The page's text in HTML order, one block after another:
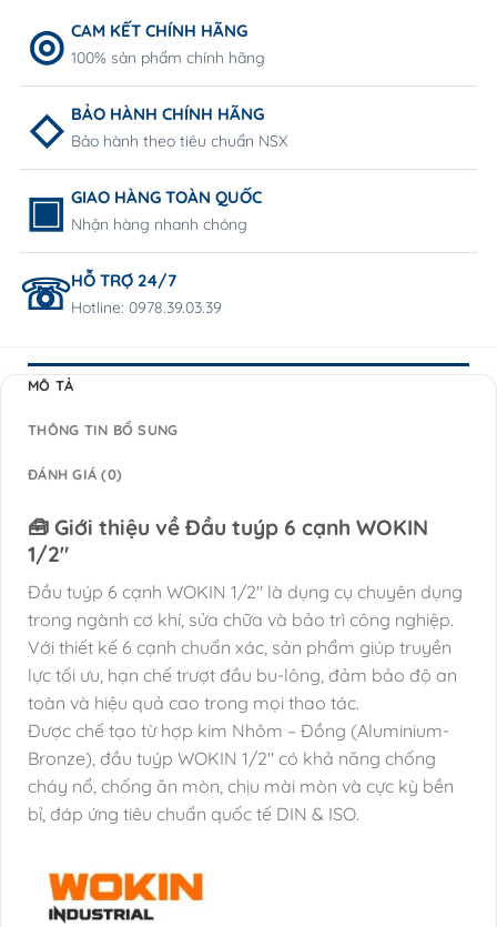
CAM KẾT CHÍNH HÃNG
100% sản phẩm chính hãng
BẢO HÀNH CHÍNH HÃNG
Bảo hành theo tiêu chuẩn NSX
GIAO HÀNG TOÀN QUỐC
Nhận hàng nhanh chóng
HỖ TRỢ 24/7
Hotline: 0978.39.03.39
MÔ TẢ
THÔNG TIN BỔ SUNG
ĐÁNH GIÁ (0)
🧰 Giới thiệu về Đầu tuýp 6 cạnh WOKIN
1/2″
Đầu tuýp 6 cạnh WOKIN 1/2″ là dụng cụ chuyên dụng
trong ngành cơ khí, sửa chữa và bảo trì công nghiệp.
Với thiết kế 6 cạnh chuẩn xác, sản phẩm giúp truyền
lực tối ưu, hạn chế trượt đầu bu-lông, đảm bảo độ an
toàn và hiệu quả cao trong mọi thao tác.
Được chế tạo từ hợp kim Nhôm – Đồng (Aluminium-
Bronze), đầu tuýp WOKIN 1/2″ có khả năng chống
cháy nổ, chống ăn mòn, chịu mài mòn và cực kỳ bền
bỉ, đáp ứng tiêu chuẩn quốc tế DIN & ISO.